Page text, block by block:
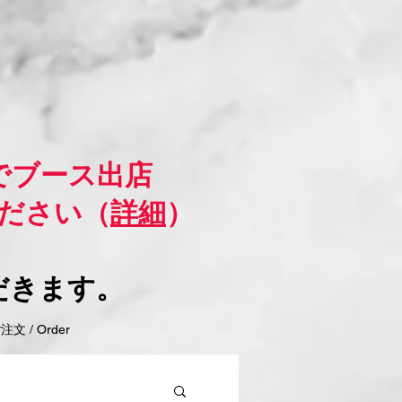
ブース出店
さい（詳細）
ます。
文 / Order